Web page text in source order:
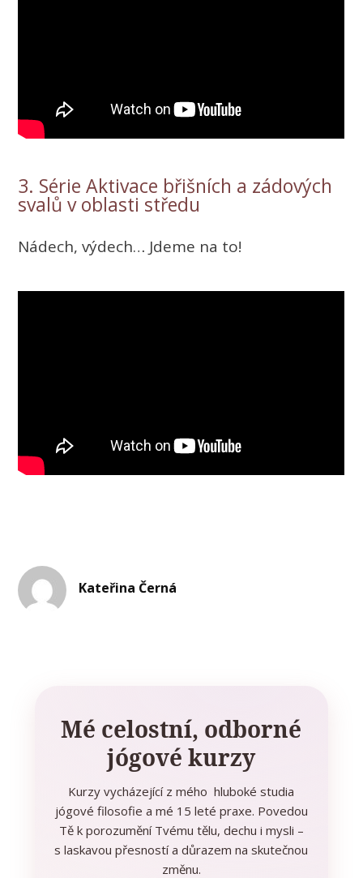
3. Série Aktivace břišních a zádových
svalů v oblasti středu
Nádech, výdech… Jdeme na to!
Kateřina Černá
Mé celostní, odborné
jógové kurzy
Kurzy vycházející z mého hluboké studia
jógové filosofie a mé 15 leté praxe. Povedou
Tě k porozumění Tvému tělu, dechu i mysli –
s laskavou přesností a důrazem na skutečnou
změnu.